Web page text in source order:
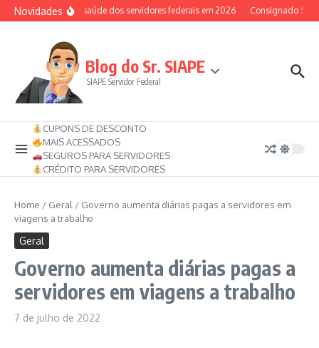
Ir para o conteúdo
NovidadesAuxílio-saúde dos servidores federais em 2026 Consignado
Blog do Sr. SIAPE
SIAPE Servidor Federal
CUPONS DE DESCONTO
MAIS ACESSADOS
SEGUROS PARA SERVIDORES
CRÉDITO PARA SERVIDORES
Home / Geral / Governo aumenta diárias pagas a servidores em
viagens a trabalho
Geral
Governo aumenta diárias pagas a
servidores em viagens a trabalho
7 de julho de 2022